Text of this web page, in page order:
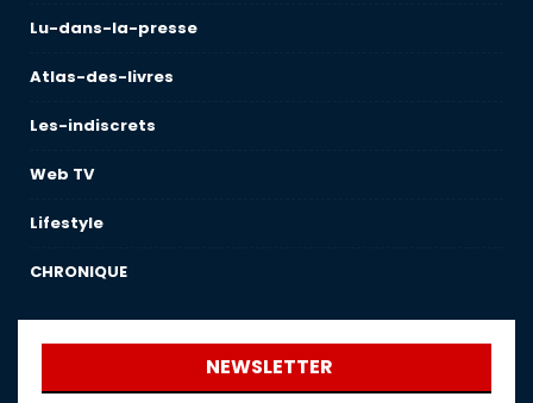
Lu-dans-la-presse
Atlas-des-livres
Les-indiscrets
Web TV
Lifestyle
CHRONIQUE
NEWSLETTER